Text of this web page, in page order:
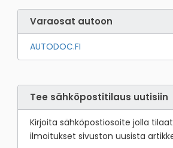
Varaosat autoon
AUTODOC.FI
Tee sähköpostitilaus uutisiin
Kirjoita sähköpostiosoite jolla
ilmoitukset sivuston uusista